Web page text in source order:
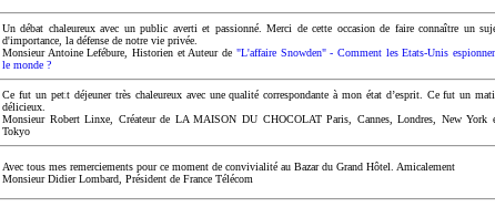
Un débat chaleureux avec un public averti et passionné. Merci de cette occasion de faire connaître un
d'importance, la défense de notre vie privée.
Monsieur Antoine Lefébure, Historien et Auteur de "L'affaire Snowden" - Comment les Etats-Unis
le monde ?
Ce fut un petit déjeuner très chaleureux avec une qualité correspondante à mon état d’esprit. Ce fut un
délicieux.
Monsieur Robert Linxe, Créateur de LA MAISON DU CHOCOLAT Paris, Cannes, Londres, New York
Tokyo
Avec tous mes remerciements pour ce moment de convivialité au Bazar du Grand Hôtel. Amicalement
Monsieur Didier Lombard, Président de France Télécom